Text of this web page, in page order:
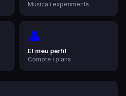
Música i experiments
👤
El meu perfil
Compte i plans